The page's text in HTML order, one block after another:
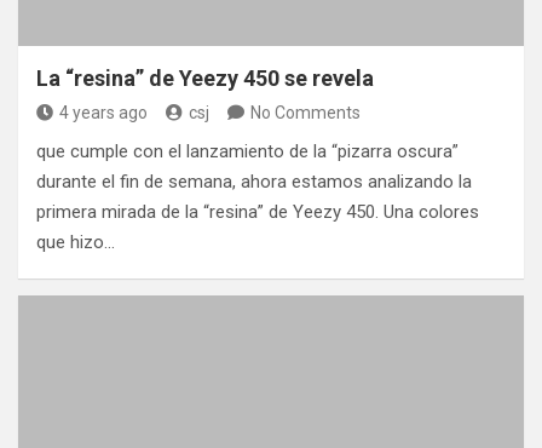
La “resina” de Yeezy 450 se revela
4 years ago csj No Comments
que cumple con el lanzamiento de la “pizarra oscura”
durante el fin de semana, ahora estamos analizando la
primera mirada de la “resina” de Yeezy 450. Una colores
que hizo…